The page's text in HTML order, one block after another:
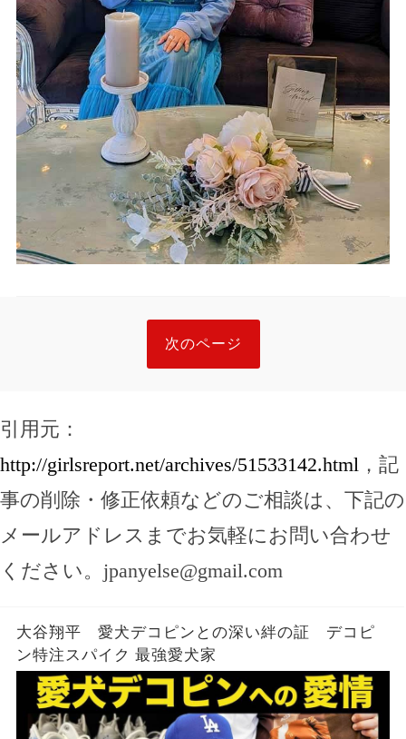
次のページ
引用元：
http://girlsreport.net/archives/51533142.html ，記
事の削除・修正依頼などのご相談は、下記の
メールアドレスまでお気軽にお問い合わせ
ください。 jpanyelse@gmail.com
大谷翔平 愛犬デコピンとの深い絆の証 デコピ
ン特注スパイク 最強愛犬家